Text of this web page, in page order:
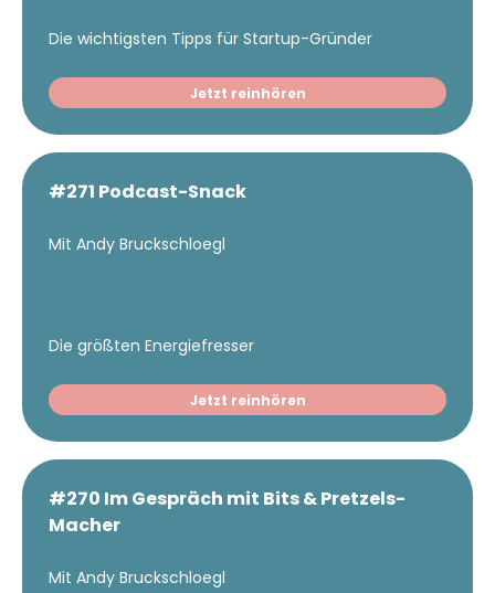
Die wichtigsten Tipps für Startup-Gründer
Jetzt reinhören
#271 Podcast-Snack
Mit Andy Bruckschloegl
Die größten Energiefresser
Jetzt reinhören
#270 Im Gespräch mit Bits & Pretzels-
Macher
Mit Andy Bruckschloegl